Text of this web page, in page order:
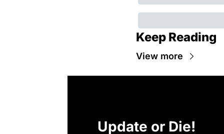
Keep Reading
View more
Update or Die!